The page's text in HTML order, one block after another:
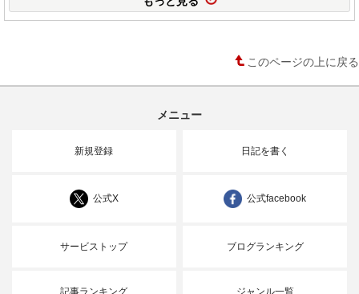
このページの上に戻る
メニュー
新規登録 日記を書く
公式X 公式facebook
サービストップ ブログランキング
記事ランキング ジャンル一覧